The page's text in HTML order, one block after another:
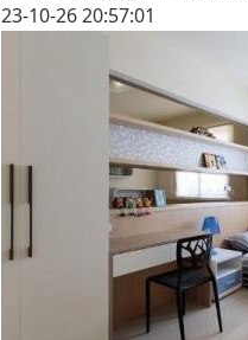
23-10-26 20:57:01